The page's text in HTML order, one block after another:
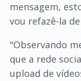
mensagem,
vou refazê-la
"Observando
que a rede
upload de